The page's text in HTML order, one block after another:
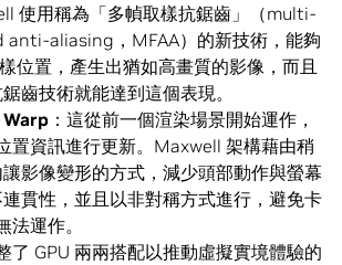
使用稱為「多幀取樣抗鋸齒」（multi-
aliasing，MFAA）的新技術，能夠
位置，產生出猶如高畫質的影像，而且
齒技術就能達到這個表現。
：這從前一個渲染場景開始運作，
置資訊進行更新。Maxwell 架構藉由稍
影像變形的方式，減少頭部動作與螢幕
貫性，並且以非對稱方式進行，避免卡
法運作。
了 GPU 兩兩搭配以推動虛擬實境體驗的